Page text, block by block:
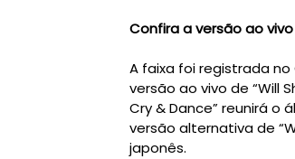
Confira a versão ao vivo
A faixa foi registrada
versão ao vivo de “Will
Cry & Dance” reunirá o
versão alternativa de
japonês.